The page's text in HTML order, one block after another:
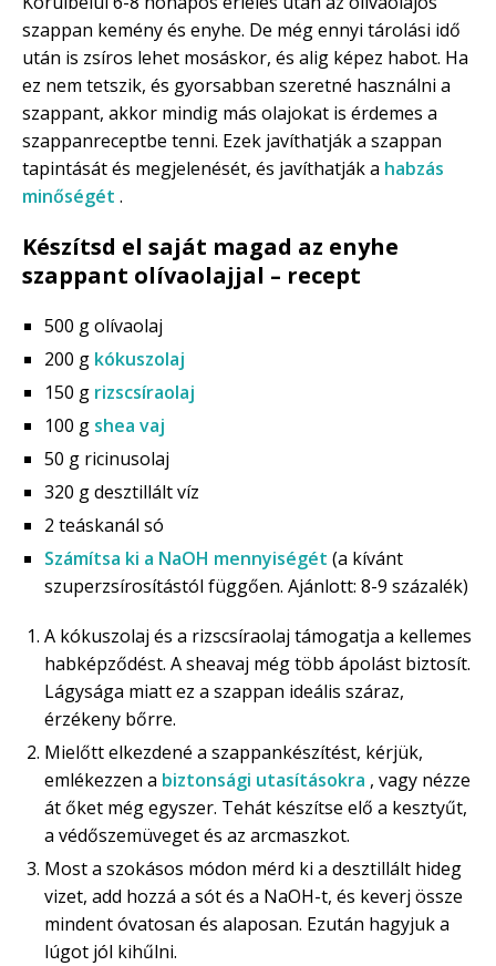
szappan kemény és enyhe. De még ennyi tárolási idő
után is zsíros lehet mosáskor, és alig képez habot. Ha
ez nem tetszik, és gyorsabban szeretné használni a
szappant, akkor mindig más olajokat is érdemes a
szappanreceptbe tenni. Ezek javíthatják a szappan
tapintását és megjelenését, és javíthatják a habzás
minőségét .
Készítsd el saját magad az enyhe
szappant olívaolajjal – recept
500 g olívaolaj
200 g kókuszolaj
150 g rizscsíraolaj
100 g shea vaj
50 g ricinusolaj
320 g desztillált víz
2 teáskanál só
Számítsa ki a NaOH mennyiségét (a kívánt
szuperzsírosítástól függően. Ajánlott: 8-9 százalék)
A kókuszolaj és a rizscsíraolaj támogatja a kellemes
habképződést. A sheavaj még több ápolást biztosít.
Lágysága miatt ez a szappan ideális száraz,
érzékeny bőrre.
Mielőtt elkezdené a szappankészítést, kérjük,
emlékezzen a biztonsági utasításokra , vagy nézze
át őket még egyszer. Tehát készítse elő a kesztyűt,
a védőszemüveget és az arcmaszkot.
Most a szokásos módon mérd ki a desztillált hideg
vizet, add hozzá a sót és a NaOH-t, és keverj össze
mindent óvatosan és alaposan. Ezután hagyjuk a
lúgot jól kihűlni.